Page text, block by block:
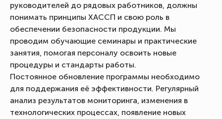
руководителей до рядовых работников, должны
понимать принципы ХАССП и свою роль в
обеспечении безопасности продукции. Мы
проводим обучающие семинары и практические
занятия, помогая персоналу освоить новые
процедуры и стандарты работы.
Постоянное обновление программы необходимо
для поддержания её эффективности. Регулярный
анализ результатов мониторинга, изменения в
технологических процессах, появление новых